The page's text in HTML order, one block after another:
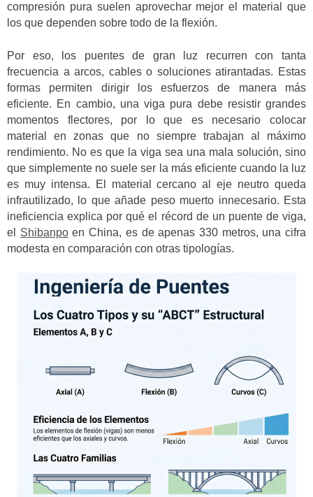
compresión pura suelen aprovechar mejor el material que
los que dependen sobre todo de la flexión.
Por eso, los puentes de gran luz recurren con tanta
frecuencia a arcos, cables o soluciones atirantadas. Estas
formas permiten dirigir los esfuerzos de manera más
eficiente. En cambio, una viga pura debe resistir grandes
momentos flectores, por lo que es necesario colocar
material en zonas que no siempre trabajan al máximo
rendimiento. No es que la viga sea una mala solución, sino
que simplemente no suele ser la más eficiente cuando la luz
es muy intensa. El material cercano al eje neutro queda
infrautilizado, lo que añade peso muerto innecesario. Esta
ineficiencia explica por qué el récord de un puente de viga,
el Shibanpoen China, es de apenas 330 metros, una cifra
modesta en comparación con otras tipologías.